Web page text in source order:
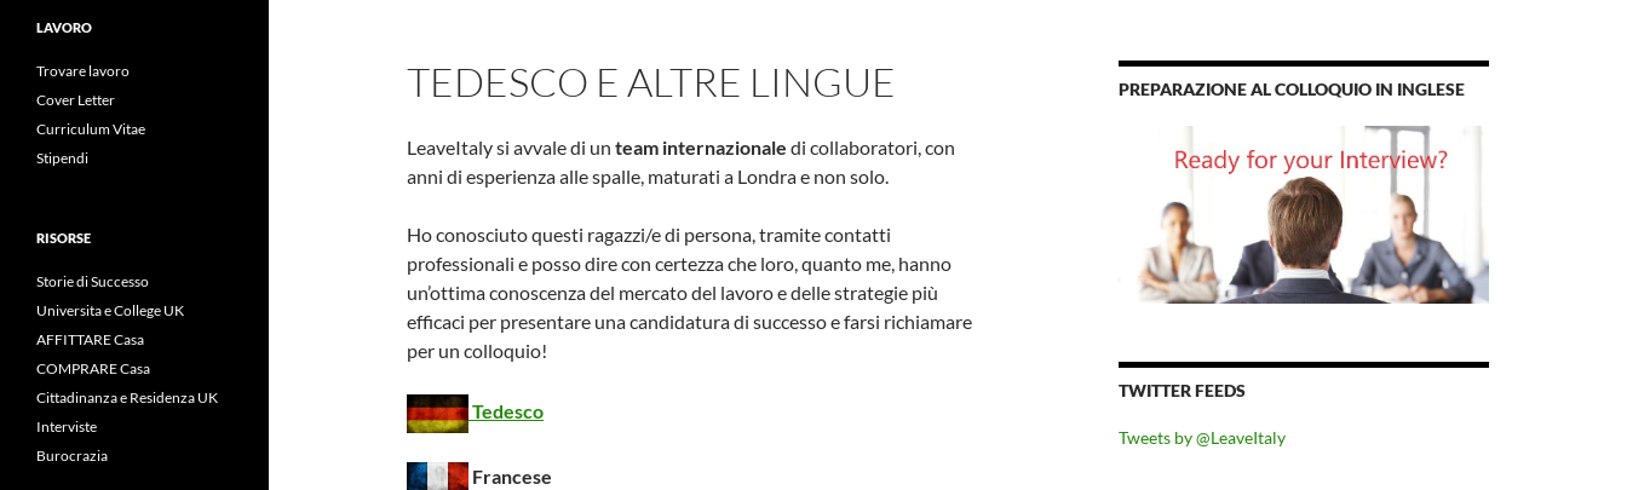
TEDESCO E ALTRE LINGUE
LeaveItaly si avvale di un team internazionale di collaboratori, con
anni di esperienza alle spalle, maturati a Londra e non solo.
Ho conosciuto questi ragazzi/e di persona, tramite contatti
professionali e posso dire con certezza che loro, quanto me, hanno
un’ottima conoscenza del mercato del lavoro e delle strategie più
efficaci per presentare una candidatura di successo e farsi richiamare
per un colloquio!
Tedesco
Francese
PREPARAZIONE AL COLLOQUIO IN INGLESE
TWITTER FEEDS
Tweets by @LeaveItaly
LAVORO
Trovare lavoro
Cover Letter
Curriculum Vitae
Stipendi
RISORSE
Storie di Successo
Universita e College UK
AFFITTARE Casa
COMPRARE Casa
Cittadinanza e Residenza UK
Interviste
Burocrazia